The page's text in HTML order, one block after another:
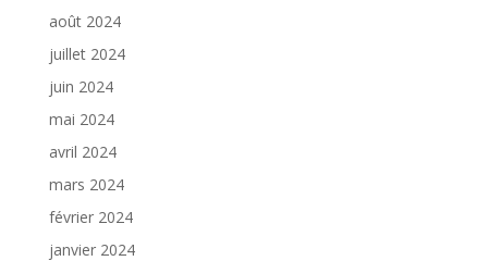
août 2024
juillet 2024
juin 2024
mai 2024
avril 2024
mars 2024
février 2024
janvier 2024